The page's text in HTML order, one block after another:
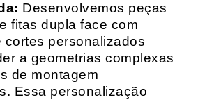
Desenvolvemos peças
fitas dupla face com
cortes personalizados
a geometrias complexas
de montagem
Essa personalização